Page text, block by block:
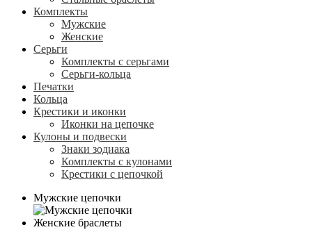
Комплекты
Мужские
Женские
Серьги
Комплекты с серьгами
Серьги-кольца
Печатки
Кольца
Крестики и иконки
Иконки на цепочке
Кулоны и подвески
Знаки зодиака
Комплекты с кулонами
Крестики с цепочкой
Мужские цепочки
Женские браслеты